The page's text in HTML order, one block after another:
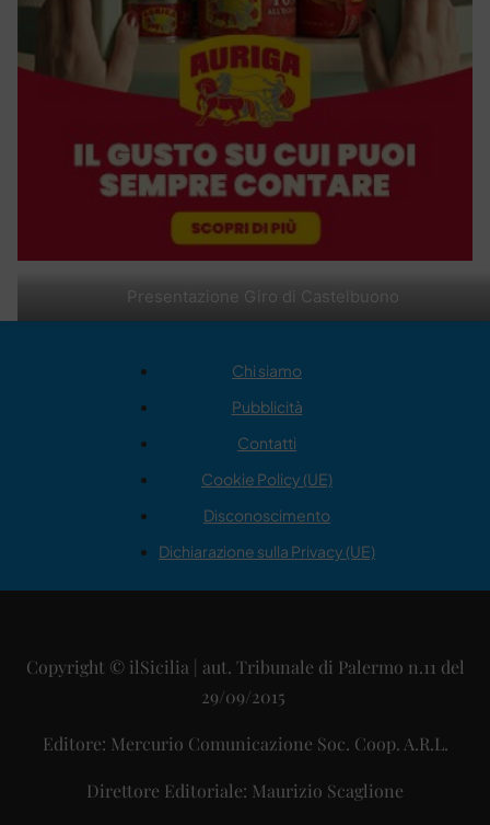
Presentazione Giro di Castelbuono
Chi siamo
Pubblicità
Contatti
Cookie Policy (UE)
Disconoscimento
Dichiarazione sulla Privacy (UE)
Copyright © ilSicilia | aut. Tribunale di Palermo n.11 del
29/09/2015
Editore: Mercurio Comunicazione Soc. Coop. A.R.L.
Direttore Editoriale: Maurizio Scaglione